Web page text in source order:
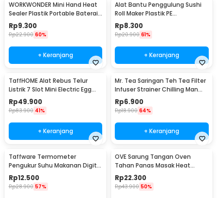
WORKWONDER Mini Hand Heat
Sealer Plastik Portable Baterai
AA - LX2000A
Rp9.300
Rp22.900 60%
+ Keranjang
Alat Bantu Penggulung Sushi
Roll Maker Plastik PE
22x20.5x0.1cm - E1119
Rp8.300
Rp20.900 61%
+ Keranjang
TaffHOME Alat Rebus Telur
Listrik 7 Slot Mini Electric Egg
Cooker 350W - YS-203
Rp49.900
Rp83.900 41%
+ Keranjang
Mr. Tea Saringan Teh Tea Filter
Infuser Strainer Chilling Man
Silicon - MR03
Rp6.900
Rp18.900 64%
+ Keranjang
Taffware Termometer
Pengukur Suhu Makanan Digital
Daging Kopi Susu - TP101
Rp12.500
Rp28.900 57%
OVE Sarung Tangan Oven
Tahan Panas Masak Heat
Resistant Gloves - 540F
Rp22.300
Rp43.900 50%